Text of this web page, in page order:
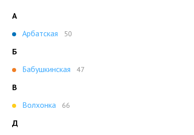
А
Арбатская
50
Б
Бабушкинская
47
В
Волхонка
66
Д